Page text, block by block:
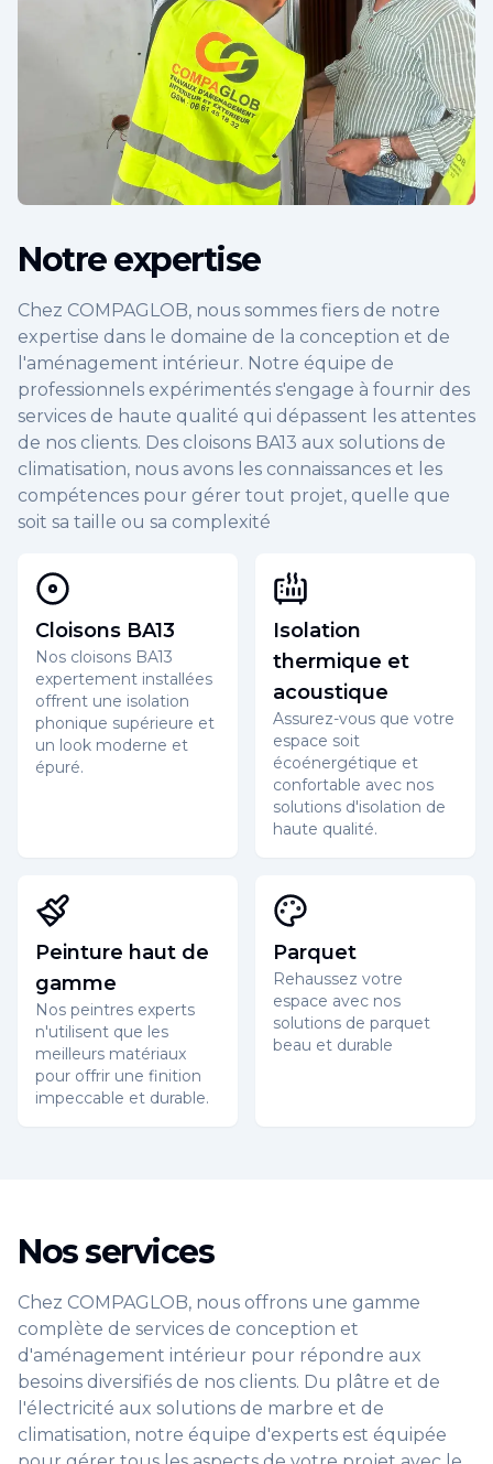
Notre expertise
Chez COMPAGLOB, nous sommes fiers de notre
expertise dans le domaine de la conception et de
l'aménagement intérieur. Notre équipe de
professionnels expérimentés s'engage à fournir des
services de haute qualité qui dépassent les attentes
de nos clients. Des cloisons BA13 aux solutions de
climatisation, nous avons les connaissances et les
compétences pour gérer tout projet, quelle que
soit sa taille ou sa complexité
Cloisons BA13
Nos cloisons BA13
expertement installées
offrent une isolation
phonique supérieure et
un look moderne et
épuré.
Isolation
thermique et
acoustique
Assurez-vous que votre
espace soit
écoénergétique et
confortable avec nos
solutions d'isolation de
haute qualité.
Peinture haut de
gamme
Nos peintres experts
n'utilisent que les
meilleurs matériaux
pour offrir une finition
impeccable et durable.
Parquet
Rehaussez votre
espace avec nos
solutions de parquet
beau et durable
Nos services
Chez COMPAGLOB, nous offrons une gamme
complète de services de conception et
d'aménagement intérieur pour répondre aux
besoins diversifiés de nos clients. Du plâtre et de
l'électricité aux solutions de marbre et de
climatisation, notre équipe d'experts est équipée